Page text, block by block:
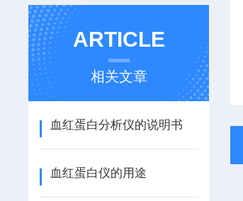
ARTICLE
相关文章
血红蛋白分析仪的说明书
血红蛋白仪的用途